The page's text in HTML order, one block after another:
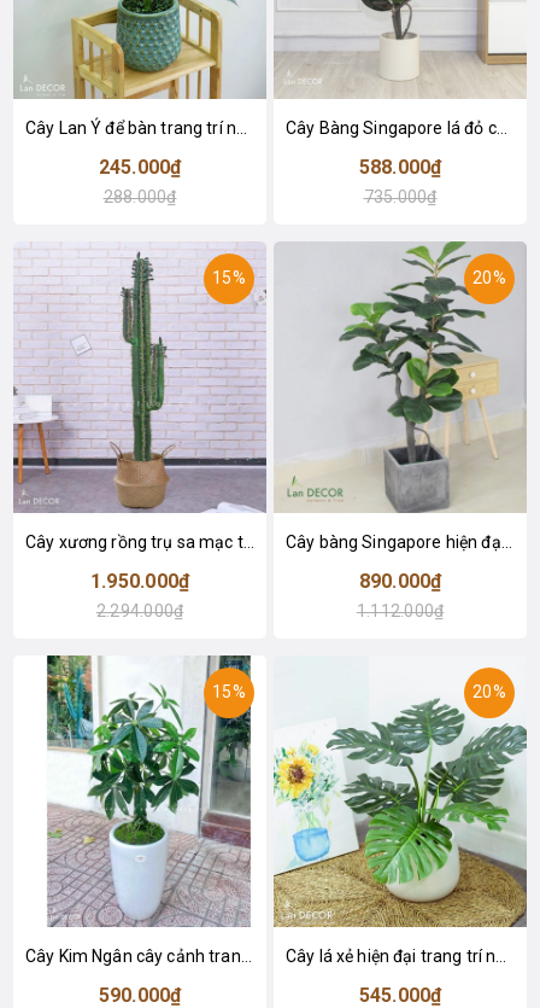
245.000₫
288.000₫
Cây Bàng Singapore lá đỏ cây giả trang trí Lan Decor (110cm) - LC2918-1
588.000₫
735.000₫
15%
Cây xương rồng trụ sa mạc trang trí loại 2 tay (155cm) - LC2912
1.950.000₫
2.294.000₫
20%
890.000₫
1.112.000₫
15%
590.000₫
20%
545.000₫